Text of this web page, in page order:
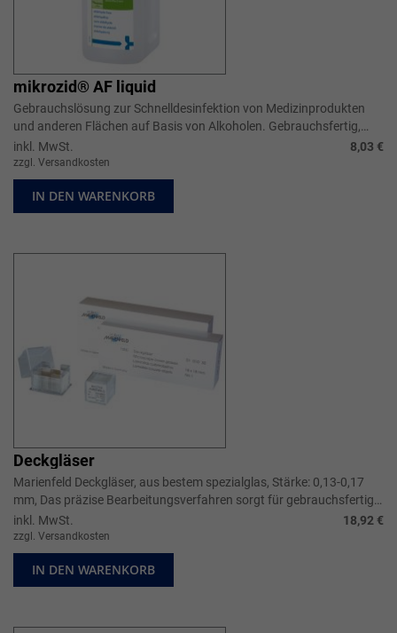
mikrozid® AF liquid
Gebrauchslösung zur Schnelldesinfektion von Medizinprodukten
und anderen Flächen auf Basis von Alkoholen. Gebrauchsfertig,
sehr breit wirks...
inkl. MwSt. 8,03 €
zzgl. Versandkosten
IN DEN WARENKORB
Deckgläser
Marienfeld Deckgläser, aus bestem spezialglas, Stärke: 0,13-0,17
mm, Das präzise Bearbeitungsverfahren sorgt für gebrauchsfertige
Deckgläser mit guter Kantenqualität.
inkl. MwSt. 18,92 €
zzgl. Versandkosten
IN DEN WARENKORB